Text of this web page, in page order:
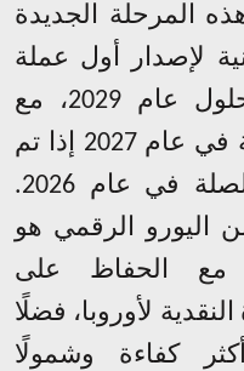
أن هذه المرحلة الجديدة
لإصدار أول عملة
رقمية أوروبية محتملة بحلول عام 2029، مع
احتمال تنفيذ تجربة تجريبية في عام 2027 إذا تم
اعتماد التشريعات ذات الصلة في عام 2026.
الرقمي هو
مع الحفاظ على
لأوروبا، فضلًا
كفاءة وشمولًا